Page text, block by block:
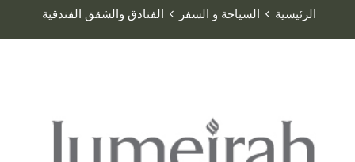
الرئيسية السياحة و السفر الفنادق والشقق الفندقية